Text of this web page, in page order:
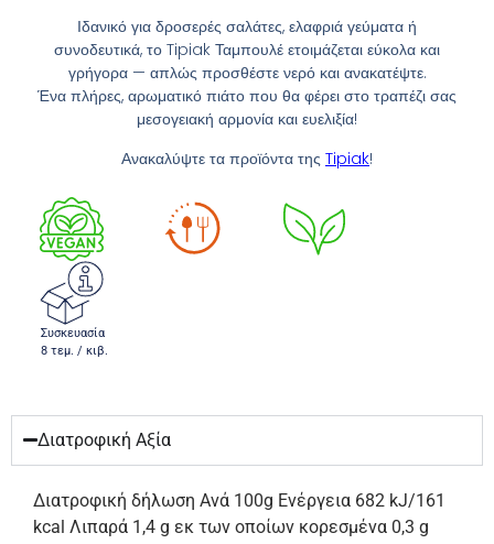
Ιδανικό για δροσερές σαλάτες, ελαφριά γεύματα ή
συνοδευτικά, το Tipiak Ταμπουλέ ετοιμάζεται εύκολα και
γρήγορα — απλώς προσθέστε νερό και ανακατέψτε.
Ένα πλήρες, αρωματικό πιάτο που θα φέρει στο τραπέζι σας
μεσογειακή αρμονία και ευελιξία!
Ανακαλύψτε τα προϊόντα της Tipiak!
Συσκευασία
8 τεμ. / κιβ.
Διατροφική Αξία
Διατροφική δήλωση Ανά 100g Ενέργεια 682 kJ/161
kcal Λιπαρά 1,4 g εκ των οποίων κορεσμένα 0,3 g